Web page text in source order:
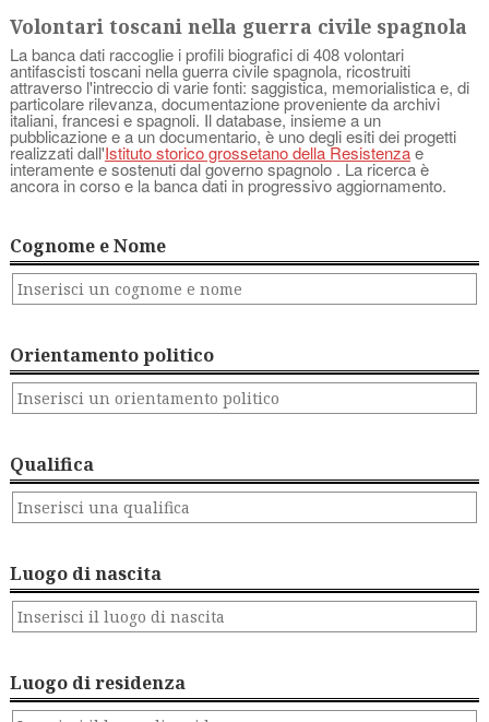
Volontari toscani nella guerra civile spagnola
La banca dati raccoglie i profili biografici di 408 volontari
antifascisti toscani nella guerra civile spagnola, ricostruiti
attraverso l'intreccio di varie fonti: saggistica, memorialistica e, di
particolare rilevanza, documentazione proveniente da archivi
italiani, francesi e spagnoli. Il database, insieme a un
pubblicazione e a un documentario, è uno degli esiti dei progetti
realizzati dall'Istituto storico grossetano della Resistenzae
interamente e sostenuti dal governo spagnolo . La ricerca è
ancora in corso e la banca dati in progressivo aggiornamento.
Cognome e Nome
Orientamento politico
Qualifica
Luogo di nascita
Luogo di residenza